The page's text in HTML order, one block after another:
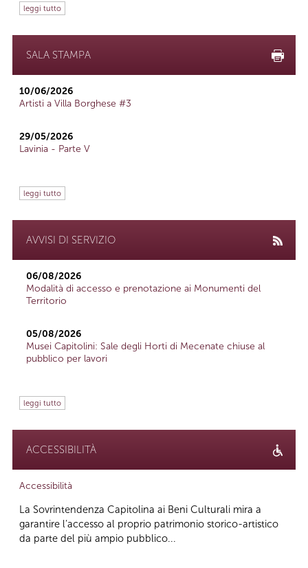
leggi tutto
SALA STAMPA
10/06/2026
Artisti a Villa Borghese #3
29/05/2026
Lavinia - Parte V
leggi tutto
AVVISI DI SERVIZIO
06/08/2026
Modalità di accesso e prenotazione ai Monumenti del
Territorio
05/08/2026
Musei Capitolini: Sale degli Horti di Mecenate chiuse al
pubblico per lavori
leggi tutto
ACCESSIBILITÀ
Accessibilità
La Sovrintendenza Capitolina ai Beni Culturali mira a
garantire l’accesso al proprio patrimonio storico-artistico
da parte del più ampio pubblico...